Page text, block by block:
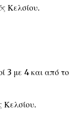
Κελσίου.
3 με 4 και από το
Κελσίου.